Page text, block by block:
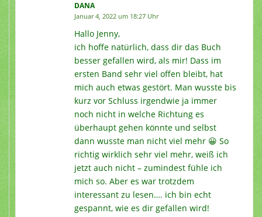
DANA
Januar 4, 2022 um 18:27 Uhr
Hallo Jenny,
ich hoffe natürlich, dass dir das Buch
besser gefallen wird, als mir! Dass im
ersten Band sehr viel offen bleibt, hat
mich auch etwas gestört. Man wusste bis
kurz vor Schluss irgendwie ja immer
noch nicht in welche Richtung es
überhaupt gehen könnte und selbst
dann wusste man nicht viel mehr 😀 So
richtig wirklich sehr viel mehr, weiß ich
jetzt auch nicht – zumindest fühle ich
mich so. Aber es war trotzdem
interessant zu lesen…. ich bin echt
gespannt, wie es dir gefallen wird!